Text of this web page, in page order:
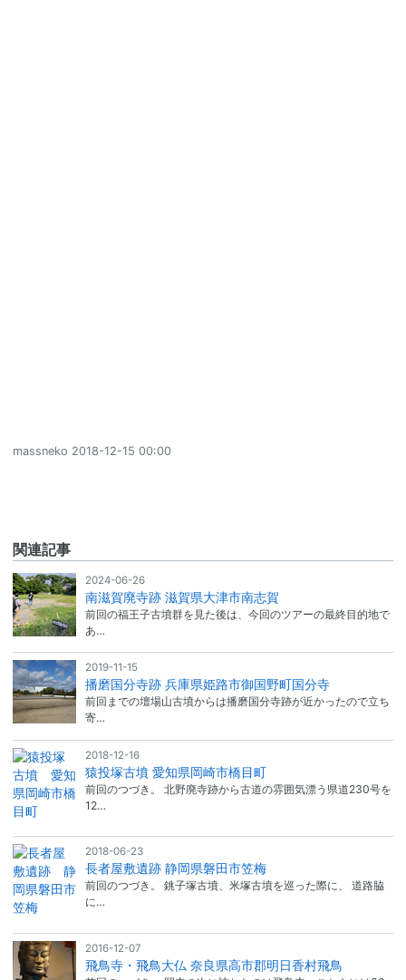
massneko 2018-12-15 00:00
関連記事
2024-06-26
南滋賀廃寺跡 滋賀県大津市南志賀
前回の福王子古墳群を見た後は、今回のツアーの最終目的地で
あ…
2019-11-15
播磨国分寺跡 兵庫県姫路市御国野町国分寺
前回までの壇場山古墳からは播磨国分寺跡が近かったので立ち
寄…
2018-12-16
猿投塚古墳 愛知県岡崎市橋目町
前回のつづき。 北野廃寺跡から古道の雰囲気漂う県道230号を
12…
2018-06-23
長者屋敷遺跡 静岡県磐田市笠梅
前回のつづき。 銚子塚古墳、米塚古墳を巡った際に、 道路脇
に…
2016-12-07
飛鳥寺・飛鳥大仏 奈良県高市郡明日香村飛鳥